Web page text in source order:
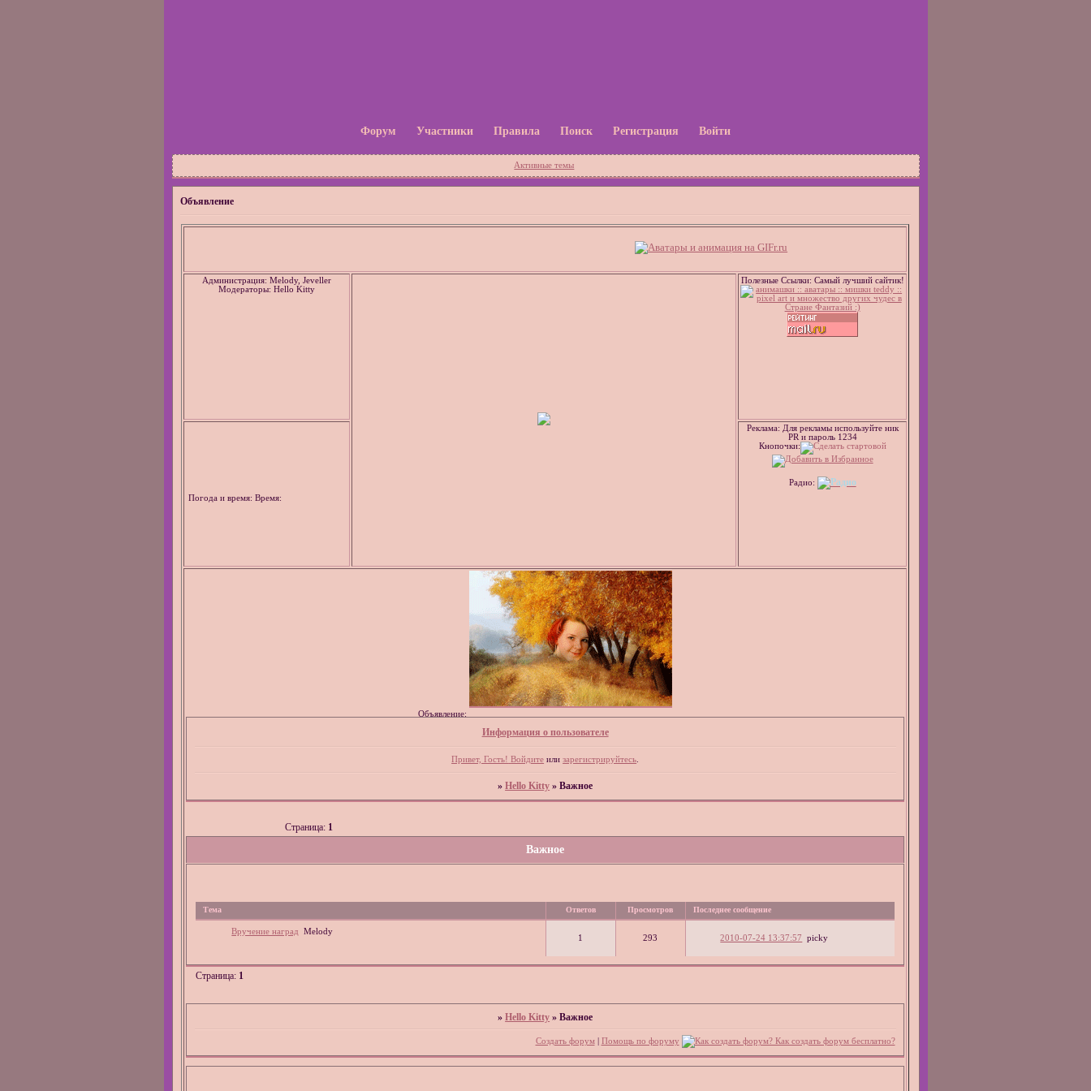
Форум Участники Правила Поиск Регистрация Войти
Активные темы
Объявление
Администрация: Melody, Jeveller
Модераторы: Hello Kitty
Полезные Ссылки: Самый лучший сайтик!
Погода и время: Время:
Реклама: Для рекламы используйте ник
PR и пароль 1234
Кнопочки:
Радио:
Объявление:
Информация о пользователе
Привет, Гость! Войдите илизарегистрируйтесь
»Hello Kitty »Важное
Важное
Страница: 1
Тема Ответов Просмотров Последнее сообщение
Вручение наград Melody
1 293 2010-07-24 13:37:57 picky
Страница: 1
»Hello Kitty »Важное
Создать форум| Помощь по форуму